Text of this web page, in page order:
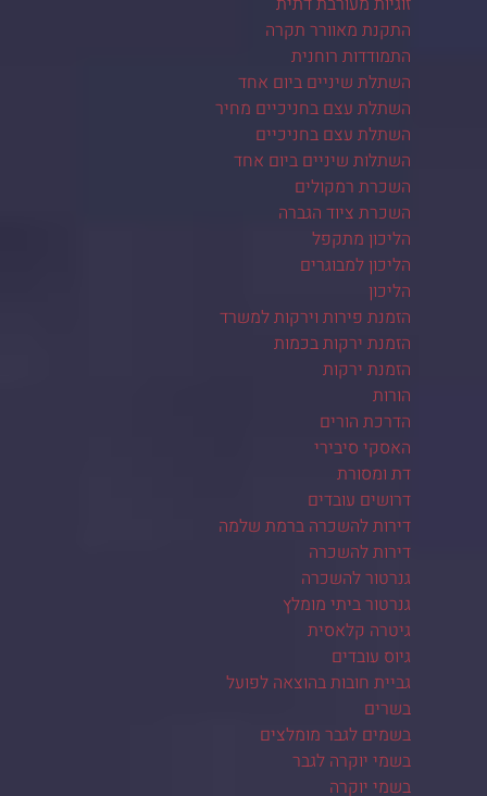
התקנת מאוורר תקרה
התמודדות רוחנית
השתלת שיניים ביום אחד
השתלת עצם בחניכיים מחיר
השתלת עצם בחניכיים
השתלות שיניים ביום אחד
השכרת רמקולים
השכרת ציוד הגברה
הליכון מתקפל
הליכון למבוגרים
הליכון
הזמנת פירות וירקות למשרד
הזמנת ירקות בכמות
הזמנת ירקות
הורות
הדרכת הורים
האסקי סיבירי
דת ומסורת
דרושים עובדים
דירות להשכרה ברמת שלמה
דירות להשכרה
גנרטור להשכרה
גנרטור ביתי מומלץ
גיטרה קלאסית
גיוס עובדים
גביית חובות בהוצאה לפועל
בשרים
בשמים לגבר מומלצים
בשמי יוקרה לגבר
בשמי יוקרה